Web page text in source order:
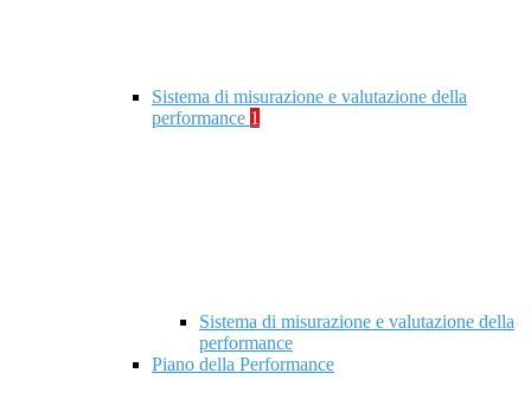
Sistema di misurazione e valutazione della
performance 1
Sistema di misurazione e valutazione della
performance
Piano della Performance